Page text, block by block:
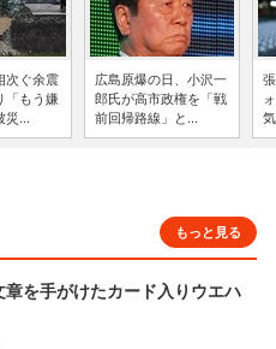
次ぐ余震
「もう嫌
...
広島原爆の日、小沢一
郎氏が高市政権を「戦
前回帰路線」と...
もっと見る
を手がけたカード入りウエハ